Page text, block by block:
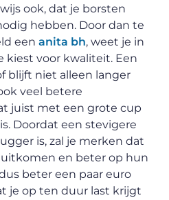
ook, dat je borsten
hebben. Door dan te
eenanita bh, weet je in
kiest voor kwaliteit. Een
blijft niet alleen langer
veel betere
juist met een grote cup
Doordat een stevigere
is, zal je merken dat
en beter op hun
beter een paar euro
je op ten duur last krijgt